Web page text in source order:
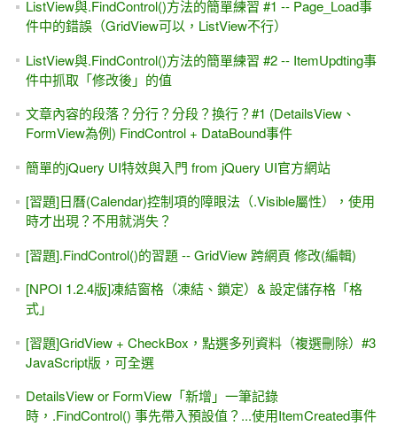
ListView與.FindControl()方法的簡單練習 #1 -- Page_Load事
件中的錯誤（GridView可以，ListView不行）
ListView與.FindControl()方法的簡單練習 #2 -- ItemUpdting事
件中抓取「修改後」的值
文章內容的段落？分行？分段？換行？#1 (DetailsView、
FormView為例) FindControl + DataBound事件
簡單的jQuery UI特效與入門 from jQuery UI官方網站
[習題]日曆(Calendar)控制項的障眼法（.Visible屬性），使用
時才出現？不用就消失？
[習題].FindControl()的習題 -- GridView 跨網頁 修改(編輯)
[NPOI 1.2.4版]凍結窗格（凍結、鎖定）& 設定儲存格「格
式」
[習題]GridView + CheckBox，點選多列資料（複選刪除）#3
JavaScript版，可全選
DetailsView or FormView「新增」一筆記錄
時，.FindControl() 事先帶入預設值？...使用ItemCreated事件